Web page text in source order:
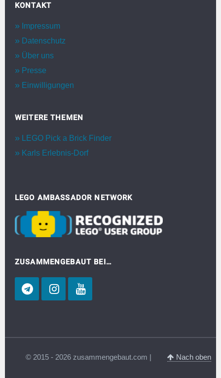
KONTAKT
Impressum
Datenschutz
Über uns
Presse
Einwilligungen
WEITERE THEMEN
LEGO Pick a Brick Finder
Karls Erlebnis-Dorf
LEGO AMBASSADOR NETWORK
ZUSAMMENGEBAUT BEI…
© 2015 - 2026 zusammengebaut.com | Nach oben